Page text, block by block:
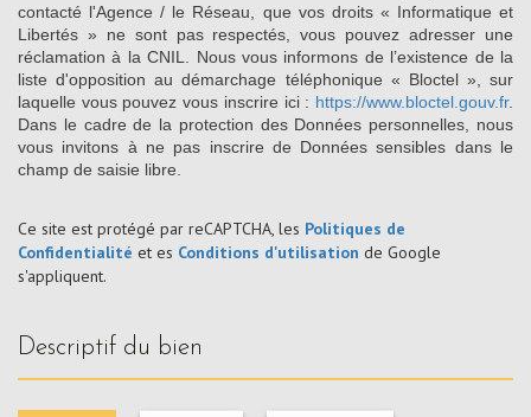
contacté l'Agence / le Réseau, que vos droits « Informatique et
Libertés » ne sont pas respectés, vous pouvez adresser une
réclamation à la CNIL. Nous vous informons de l’existence de la
liste d'opposition au démarchage téléphonique « Bloctel », sur
laquelle vous pouvez vous inscrire ici : https://www.bloctel.gouv.fr.
Dans le cadre de la protection des Données personnelles, nous
vous invitons à ne pas inscrire de Données sensibles dans le
champ de saisie libre.
Ce site est protégé par reCAPTCHA, les Politiques de
Confidentialité et es Conditions d'utilisation de Google
s'appliquent.
descriptif du bien